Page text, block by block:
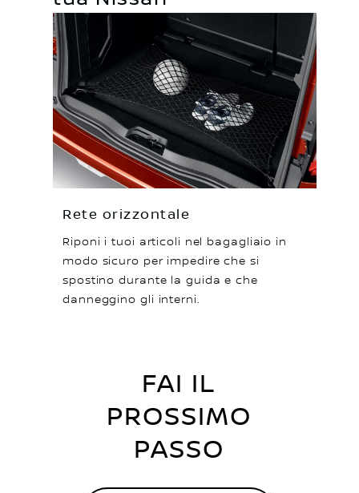
Rete orizzontale
Riponi i tuoi articoli nel bagagliaio in
modo sicuro per impedire che si
spostino durante la guida e che
danneggino gli interni.
FAI IL
PROSSIMO
PASSO